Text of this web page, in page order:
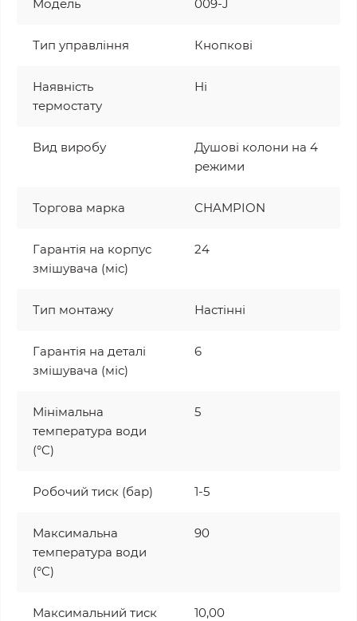
Модель 009-J
Тип управління Кнопкові
Наявність
термостату
Ні
Вид виробу
Душові колони на 4
режими
Торгова марка CHAMPION
Гарантія на корпус
змішувача (міс)
24
Тип монтажу Настінні
Гарантія на деталі
змішувача (міс)
6
Мінімальна
температура води
(°C)
5
Робочий тиск (бар) 1-5
Максимальна
температура води
(°C)
90
Максимальний тиск
10,00